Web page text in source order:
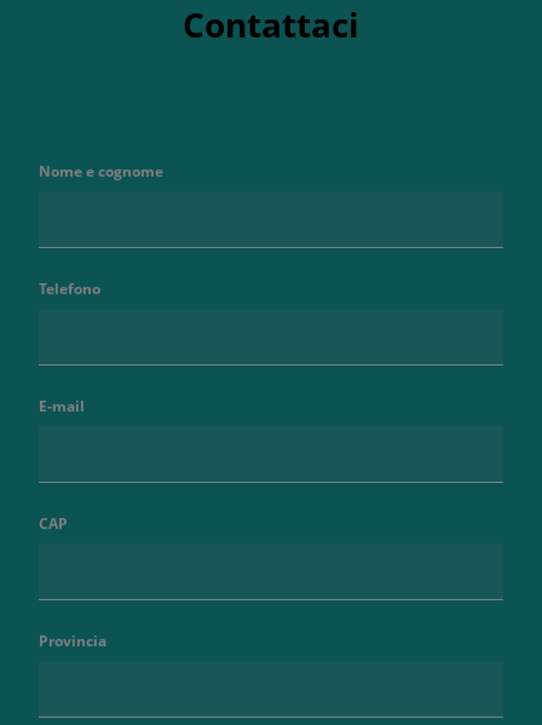
Contattaci
Nome e cognome
Telefono
E-mail
CAP
Provincia